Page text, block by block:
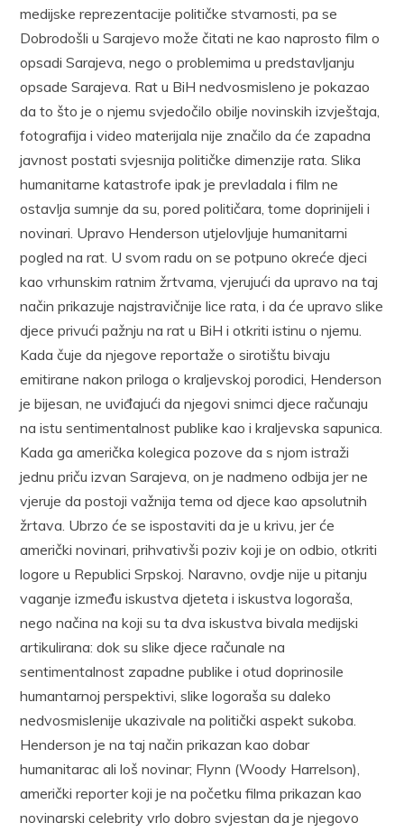
medijske reprezentacije političke stvarnosti, pa se
Dobrodošli u Sarajevo može čitati ne kao naprosto film o
opsadi Sarajeva, nego o problemima u predstavljanju
opsade Sarajeva. Rat u BiH nedvosmisleno je pokazao
da to što je o njemu svjedočilo obilje novinskih izvještaja,
fotografija i video materijala nije značilo da će zapadna
javnost postati svjesnija političke dimenzije rata. Slika
humanitarne katastrofe ipak je prevladala i film ne
ostavlja sumnje da su, pored političara, tome doprinijeli i
novinari. Upravo Henderson utjelovljuje humanitarni
pogled na rat. U svom radu on se potpuno okreće djeci
kao vrhunskim ratnim žrtvama, vjerujući da upravo na taj
način prikazuje najstravičnije lice rata, i da će upravo slike
djece privući pažnju na rat u BiH i otkriti istinu o njemu.
Kada čuje da njegove reportaže o sirotištu bivaju
emitirane nakon priloga o kraljevskoj porodici, Henderson
je bijesan, ne uviđajući da njegovi snimci djece računaju
na istu sentimentalnost publike kao i kraljevska sapunica.
Kada ga američka kolegica pozove da s njom istraži
jednu priču izvan Sarajeva, on je nadmeno odbija jer ne
vjeruje da postoji važnija tema od djece kao apsolutnih
žrtava. Ubrzo će se ispostaviti da je u krivu, jer će
američki novinari, prihvativši poziv koji je on odbio, otkriti
logore u Republici Srpskoj. Naravno, ovdje nije u pitanju
vaganje između iskustva djeteta i iskustva logoraša,
nego načina na koji su ta dva iskustva bivala medijski
artikulirana: dok su slike djece računale na
sentimentalnost zapadne publike i otud doprinosile
humantarnoj perspektivi, slike logoraša su daleko
nedvosmislenije ukazivale na politički aspekt sukoba.
Henderson je na taj način prikazan kao dobar
humanitarac ali loš novinar; Flynn (Woody Harrelson),
američki reporter koji je na početku filma prikazan kao
novinarski celebrity vrlo dobro svjestan da je njegovo